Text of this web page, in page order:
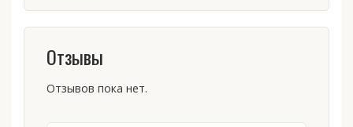
Отзывы
Отзывов пока нет.